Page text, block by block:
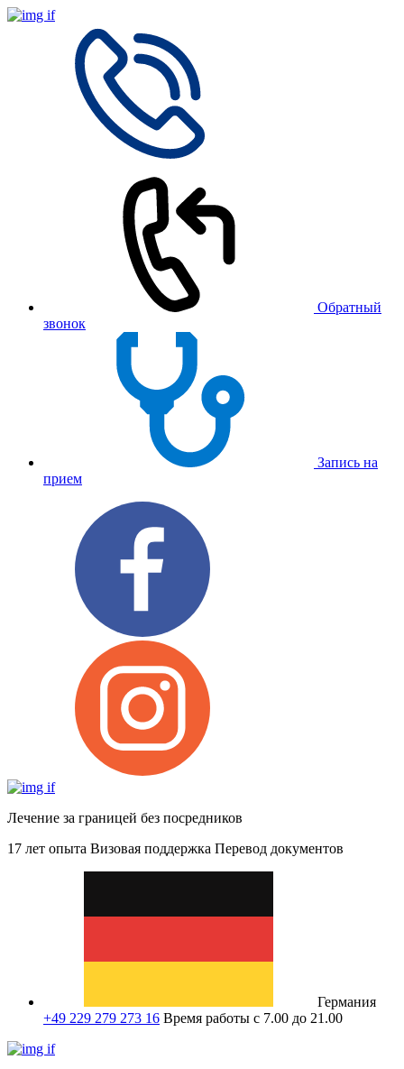
Обратный
звонок
Запись на
прием
Лечение за границей без посредников
17 лет опыта Визовая поддержка Перевод документов
Германия
+49 229 279 273 16 Время работы с 7.00 до 21.00